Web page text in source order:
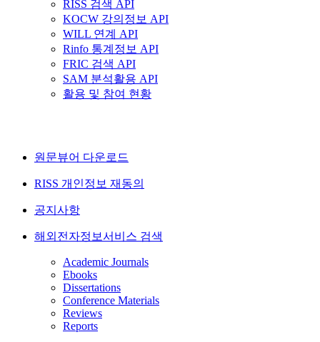
RISS 검색 API
KOCW 강의정보 API
WILL 연계 API
Rinfo 통계정보 API
FRIC 검색 API
SAM 분석활용 API
활용 및 참여 현황
원문뷰어 다운로드
RISS 개인정보 재동의
공지사항
해외전자정보서비스 검색
Academic Journals
Ebooks
Dissertations
Conference Materials
Reviews
Reports